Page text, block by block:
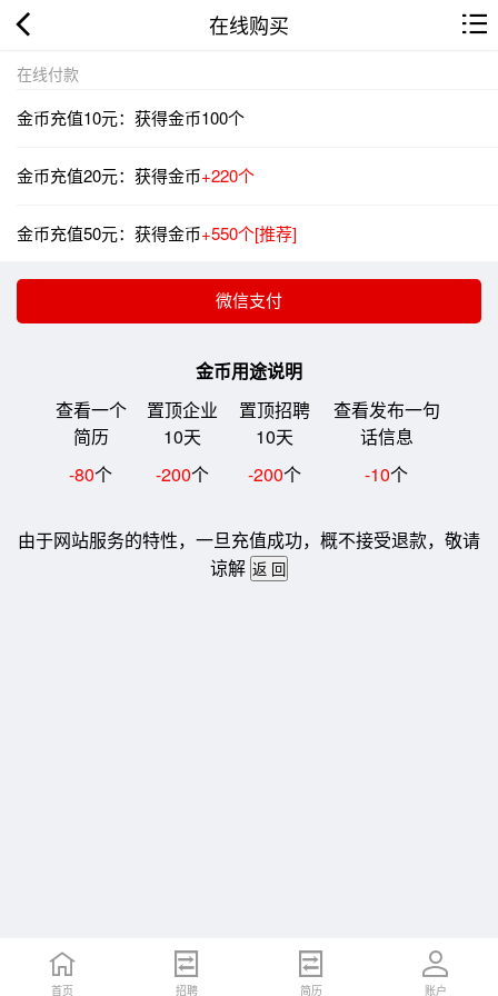
在线购买
在线付款
金币充值10元：获得金币100个
金币充值20元：获得金币+220个
金币充值50元：获得金币+550个[推荐]
金币用途说明
查看一个
简历
置顶企业
10天
置顶招聘
10天
查看发布一句
话信息
-80个 -200个 -200个 -10个
由于网站服务的特性，一旦充值成功，概不接受退款，敬请
谅解
首页 招聘 简历 账户